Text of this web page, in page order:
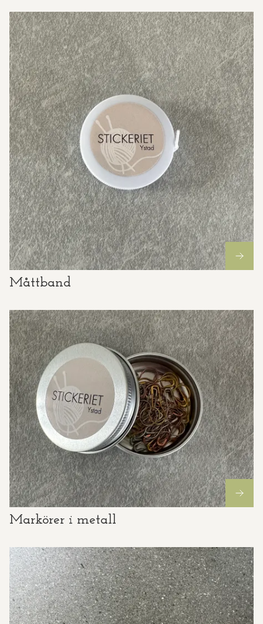
Måttband
Markörer i metall